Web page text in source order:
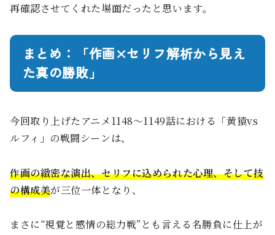
再確認させてくれた場面だったと思います。
まとめ：「作画×セリフ解析から見え
た真の勝敗」
今回取り上げたアニメ1148〜1149話における「黄猿vs
ルフィ」の戦闘シーンは、
作画の緻密な演出、セリフに込められた心理、そして技
の構成美が三位一体となり、
まさに“視覚と感情の総力戦”とも言える名勝負に仕上が